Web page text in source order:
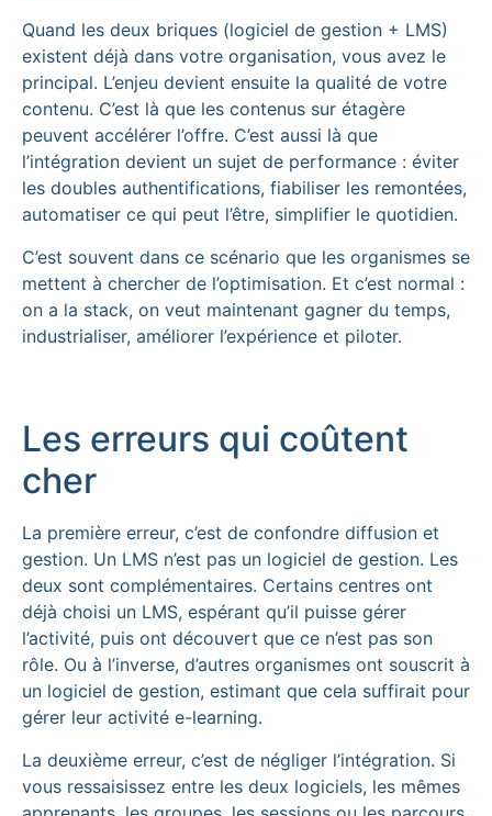
Quand les deux briques (logiciel de gestion + LMS)
existent déjà dans votre organisation, vous avez le
principal. L’enjeu devient ensuite la qualité de votre
contenu. C’est là que les contenus sur étagère
peuvent accélérer l’offre. C’est aussi là que
l’intégration devient un sujet de performance : éviter
les doubles authentifications, fiabiliser les remontées,
automatiser ce qui peut l’être, simplifier le quotidien.
C’est souvent dans ce scénario que les organismes se
mettent à chercher de l’optimisation. Et c’est normal :
on a la stack, on veut maintenant gagner du temps,
industrialiser, améliorer l’expérience et piloter.
Les erreurs qui coûtent
cher
La première erreur, c’est de confondre diffusion et
gestion. Un LMS n’est pas un logiciel de gestion. Les
deux sont complémentaires. Certains centres ont
déjà choisi un LMS, espérant qu’il puisse gérer
l’activité, puis ont découvert que ce n’est pas son
rôle. Ou à l’inverse, d’autres organismes ont souscrit à
un logiciel de gestion, estimant que cela suffirait pour
gérer leur activité e-learning.
La deuxième erreur, c’est de négliger l’intégration. Si
vous ressaisissez entre les deux logiciels, les mêmes